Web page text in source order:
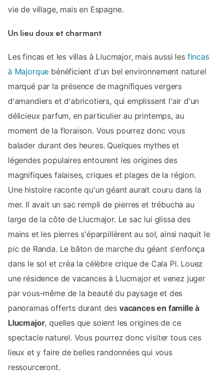
vie de village, mais en Espagne.
Un lieu doux et charmant
Les fincas et les villas à Llucmajor, mais aussi les fincas
à Majorque bénéficient d'un bel environnement naturel
marqué par la présence de magnifiques vergers
d'amandiers et d'abricotiers, qui emplissent l'air d'un
délicieux parfum, en particulier au printemps, au
moment de la floraison. Vous pourrez donc vous
balader durant des heures. Quelques mythes et
légendes populaires entourent les origines des
magnifiques falaises, criques et plages de la région.
Une histoire raconte qu'un géant aurait couru dans la
mer. Il avait un sac rempli de pierres et trébucha au
large de la côte de Llucmajor. Le sac lui glissa des
mains et les pierres s'éparpillèrent au sol, ainsi naquit le
pic de Randa. Le bâton de marche du géant s'enfonça
dans le sol et créa la célèbre crique de Cala Pi. Louez
une résidence de vacances à Llucmajor et venez juger
par vous-même de la beauté du paysage et des
panoramas offerts durant des vacances en famille à
Llucmajor, quelles que soient les origines de ce
spectacle naturel. Vous pourrez donc visiter tous ces
lieux et y faire de belles randonnées qui vous
ressourceront.